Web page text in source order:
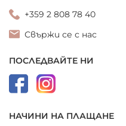
+359 2 808 78 40
Свържи се с нас
ПОСЛЕДВАЙТЕ НИ
НАЧИНИ НА ПЛАЩАНЕ